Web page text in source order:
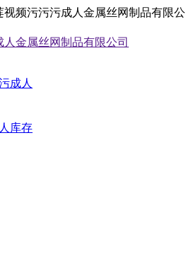
莲视频污污污成人金属丝网制品有限公
成人
库存